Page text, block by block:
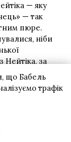
що Бабель
трафік